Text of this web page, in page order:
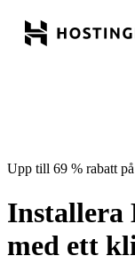
Upp till 69 % rabatt
Installera
med ett